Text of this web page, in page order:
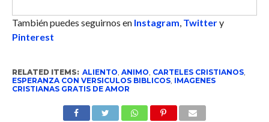
También puedes seguirnos en Instagram Twittery
Pinterest
RELATED ITEMS: ALIENTO ANIMO CARTELES CRISTIANOS,
ESPERANZA CON VERSICULOS BIBLICOS, IMAGENES
CRISTIANAS GRATIS DE AMOR